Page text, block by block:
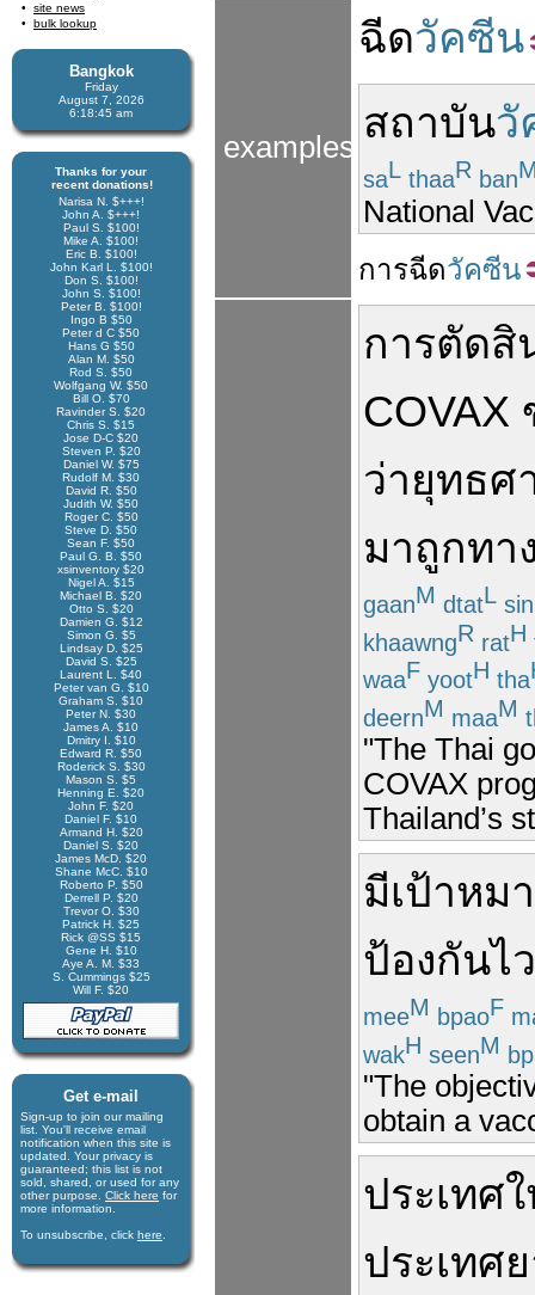
site news
bulk lookup
Bangkok
Friday
August 7, 2026
6:18:45 am
Thanks for your
recent donations!
Narisa N. $+++!
John A. $+++!
Paul S. $100!
Mike A. $100!
Eric B. $100!
John Karl L. $100!
Don S. $100!
John S. $100!
Peter B. $100!
Ingo B $50
Peter d C $50
Hans G $50
Alan M. $50
Rod S. $50
Wolfgang W. $50
Bill O. $70
Ravinder S. $20
Chris S. $15
Jose D-C $20
Steven P. $20
Daniel W. $75
Rudolf M. $30
David R. $50
Judith W. $50
Roger C. $50
Steve D. $50
Sean F. $50
Paul G. B. $50
xsinventory $20
Nigel A. $15
Michael B. $20
Otto S. $20
Damien G. $12
Simon G. $5
Lindsay D. $25
David S. $25
Laurent L. $40
Peter van G. $10
Graham S. $10
Peter N. $30
James A. $10
Dmitry I. $10
Edward R. $50
Roderick S. $30
Mason S. $5
Henning E. $20
John F. $20
Daniel F. $10
Armand H. $20
Daniel S. $20
James McD. $20
Shane McC. $10
Roberto P. $50
Derrell P. $20
Trevor O. $30
Patrick H. $25
Rick @SS $15
Gene H. $10
Aye A. M. $33
S. Cummings $25
Will F. $20
Get e-mail
Sign-up to join our mail­ing
list. You'll receive e­mail
notification when this site is
updated. Your privacy is
guaran­teed; this list is not
sold, shared, or used for any
other purpose. Click here for
more infor­mation.
To unsubscribe, click here
examples
ฉีดวัคซีน
สถาบันวั
saL thaaR ban
National
การฉีดวัคซีน
การตัดสิ
COVAX
ว่ายุทธศ
มาถูกทา
gaanM dtatL sin
khaawngR ratH
waaF yootH tha
deernM maaM
"The Thai
COVAX
Thailand’s
มีเป้าหม
ป้องกันไ
meeM bpaoF
wakH seenM
"The
obtain a
ประเทศ
ประเทศ